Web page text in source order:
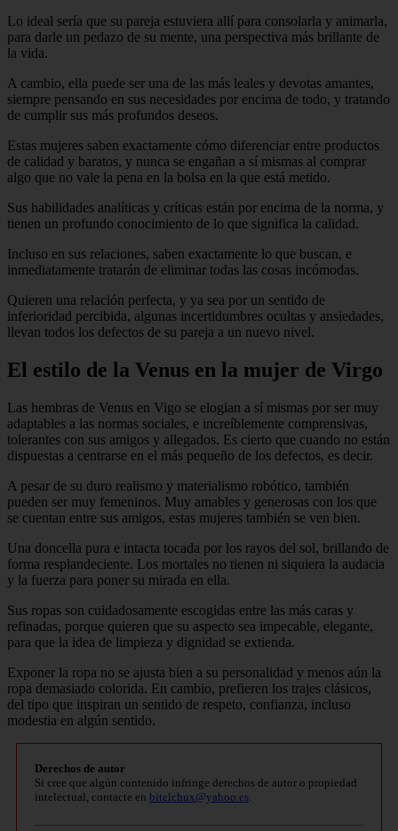
Lo ideal sería que su pareja estuviera allí para consolarla y animarla,
para darle un pedazo de su mente, una perspectiva más brillante de
la vida.
A cambio, ella puede ser una de las más leales y devotas amantes,
siempre pensando en sus necesidades por encima de todo, y tratando
de cumplir sus más profundos deseos.
Estas mujeres saben exactamente cómo diferenciar entre productos
de calidad y baratos, y nunca se engañan a sí mismas al comprar
algo que no vale la pena en la bolsa en la que está metido.
Sus habilidades analíticas y críticas están por encima de la norma, y
tienen un profundo conocimiento de lo que significa la calidad.
Incluso en sus relaciones, saben exactamente lo que buscan, e
inmediatamente tratarán de eliminar todas las cosas incómodas.
Quieren una relación perfecta, y ya sea por un sentido de
inferioridad percibida, algunas incertidumbres ocultas y ansiedades,
llevan todos los defectos de su pareja a un nuevo nivel.
El estilo de la Venus en la mujer de Virgo
Las hembras de Venus en Vigo se elogian a sí mismas por ser muy
adaptables a las normas sociales, e increíblemente comprensivas,
tolerantes con sus amigos y allegados. Es cierto que cuando no están
dispuestas a centrarse en el más pequeño de los defectos, es decir.
A pesar de su duro realismo y materialismo robótico, también
pueden ser muy femeninos. Muy amables y generosas con los que
se cuentan entre sus amigos, estas mujeres también se ven bien.
Una doncella pura e intacta tocada por los rayos del sol, brillando de
forma resplandeciente. Los mortales no tienen ni siquiera la audacia
y la fuerza para poner su mirada en ella.
Sus ropas son cuidadosamente escogidas entre las más caras y
refinadas, porque quieren que su aspecto sea impecable, elegante,
para que la idea de limpieza y dignidad se extienda.
Exponer la ropa no se ajusta bien a su personalidad y menos aún la
ropa demasiado colorida. En cambio, prefieren los trajes clásicos,
del tipo que inspiran un sentido de respeto, confianza, incluso
modestia en algún sentido.
Derechos de autor
Si cree que algún contenido infringe derechos de autor o propiedad
intelectual, contacte en bitelchux@yahoo.es.